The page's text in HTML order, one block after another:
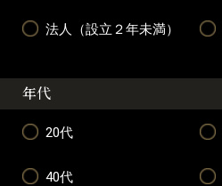
法人（設立２年未満）
年代
20代
40代